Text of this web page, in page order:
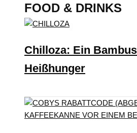
FOOD & DRINKS
Chilloza: Ein
Heißhunger